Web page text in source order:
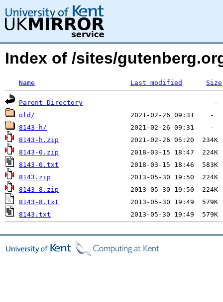
Index of /sites/
Name Last modified Size
Parent Directory
old/
8143-h/
8143-h.zip
8143-0.zip
8143-0.txt
8143.zip
8143-8.zip
8143-8.txt
8143.txt